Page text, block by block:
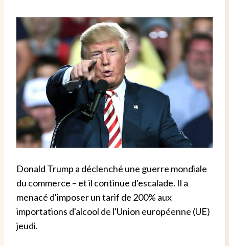
Donald Trump a déclenché une guerre mondiale
du commerce – et il continue d'escalade. Il a
menacé d'imposer un tarif de 200% aux
importations d'alcool de l'Union européenne (UE)
jeudi.